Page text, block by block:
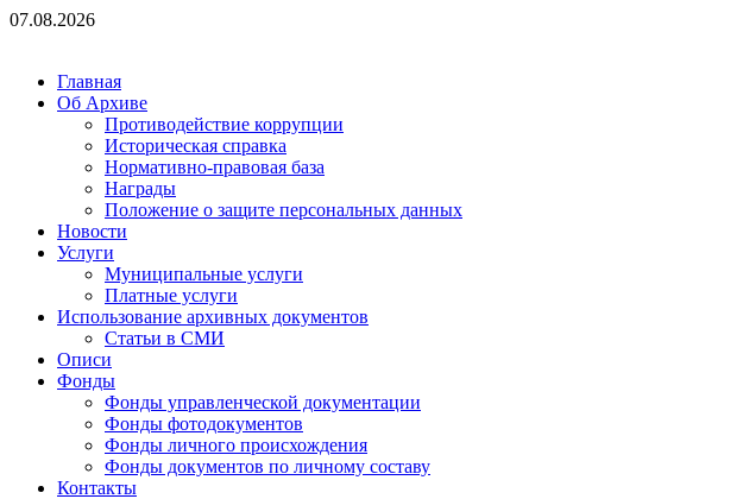
Перейти
07.08.2026
Главная
Об Архиве
Противодействие коррупции
Историческая справка
Нормативно-правовая база
Награды
Положение о защите персональных данных
Новости
Услуги
Муниципальные услуги
Платные услуги
Использование архивных документов
Статьи в СМИ
Описи
Фонды
Фонды управленческой документации
Фонды фотодокументов
Фонды личного происхождения
Фонды документов по личному составу
Контакты